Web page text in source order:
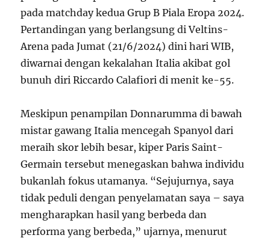
pada matchday kedua Grup B Piala Eropa 2024.
Pertandingan yang berlangsung di Veltins-
Arena pada Jumat (21/6/2024) dini hari WIB,
diwarnai dengan kekalahan Italia akibat gol
bunuh diri Riccardo Calafiori di menit ke-55.
Meskipun penampilan Donnarumma di bawah
mistar gawang Italia mencegah Spanyol dari
meraih skor lebih besar, kiper Paris Saint-
Germain tersebut menegaskan bahwa individu
bukanlah fokus utamanya. “Sejujurnya, saya
tidak peduli dengan penyelamatan saya – saya
mengharapkan hasil yang berbeda dan
performa yang berbeda,” ujarnya, menurut